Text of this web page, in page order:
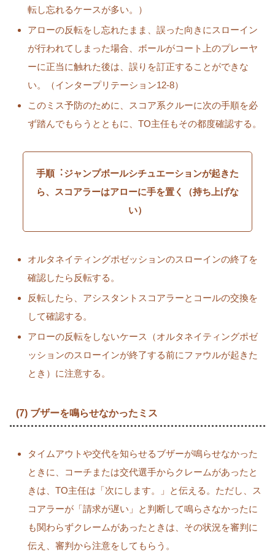
転し忘れるケースが多い。）
アローの反転をし忘れたまま、誤った向きにスローイン
が行われてしまった場合、ボールがコート上のプレーヤ
ーに正当に触れた後は、誤りを訂正することができな
い。（インタープリテーション12-8）
このミス予防のために、スコア系クルーに次の手順を必
ず踏んでもらうとともに、TO主任もその都度確認する。
手順︓ジャンプボールシチュエーションが起きた
ら、スコアラーはアローに手を置く（持ち上げな
い）
オルタネイティングポゼッションのスローインの終了を
確認したら反転する。
反転したら、アシスタントスコアラーとコールの交換を
して確認する。
アローの反転をしないケース（オルタネイティングポゼ
ッションのスローインが終了する前にファウルが起きた
とき）に注意する。
(7) ブザーを鳴らせなかったミス
タイムアウトや交代を知らせるブザーが鳴らせなかった
ときに、コーチまたは交代選手からクレームがあったと
きは、TO主任は「次にします。」と伝える。ただし、ス
コアラーが「請求が遅い」と判断して鳴らさなかったに
も関わらずクレームがあったときは、その状況を審判に
伝え、審判から注意をしてもらう。